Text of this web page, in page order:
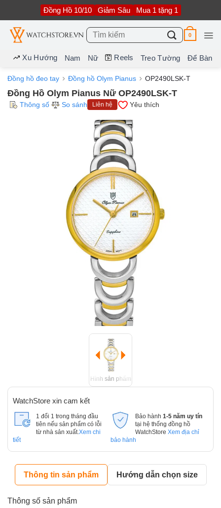
nội
dung
Đồng Hồ 10/10 Giảm Sâu Mua 1 tặng 1
Tìm
kiếm:
0
Xu Hướng Nam Nữ Reels Treo Tường Để Bàn
Đồng hồ đeo tay Đồng hồ Olym Pianus OP2490LSK-T
Đồng Hồ Olym Pianus Nữ OP2490LSK-T
Thông số So sánh Liên hệ Yêu thích
Hình sản phẩm
WatchStore xin cam kết
1 đổi 1 trong tháng đầu
tiên nếu sản phẩm có lỗi
từ nhà sản xuất. Xem chi
tiết
Bảo hành 1-5 năm uy tín
tại hệ thống đồng hồ
WatchStore Xem địa chỉ
bảo hành
Thông tin sản phẩm Hướng dẫn chọn size
Thông số sản phẩm